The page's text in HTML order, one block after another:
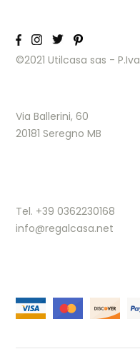
©2021 Utilcasa sas -
Via Ballerini, 60
20181 Seregno MB
Tel. +39 0362230168
info@regalcasa.net